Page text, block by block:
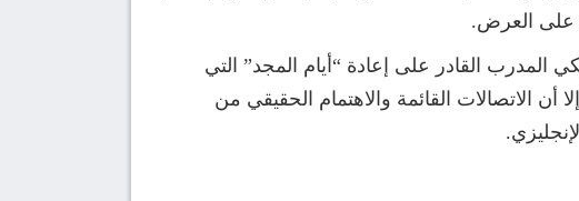
على العرض.
المدرب القادر على إعادة “أيام المجد” التي
الاتصالات القائمة والاهتمام الحقيقي من